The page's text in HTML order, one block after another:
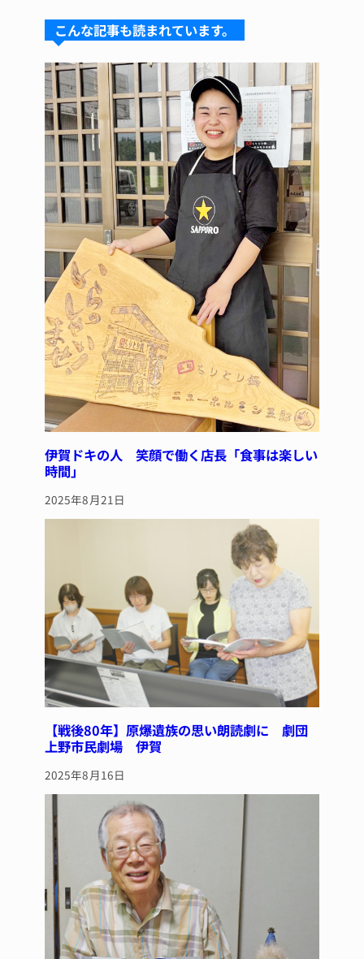
s
k
y
a
d
s
e
b
o
o
k
re
st
こんな記事も読まれています。
伊賀ドキの人 笑顔で働く店長「食事は楽しい
時間」
2025年8月21日
【戦後80年】原爆遺族の思い朗読劇に 劇団
上野市民劇場 伊賀
2025年8月16日